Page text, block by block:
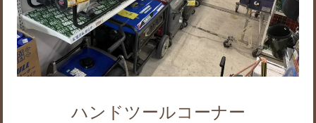
ハンドツールコーナー